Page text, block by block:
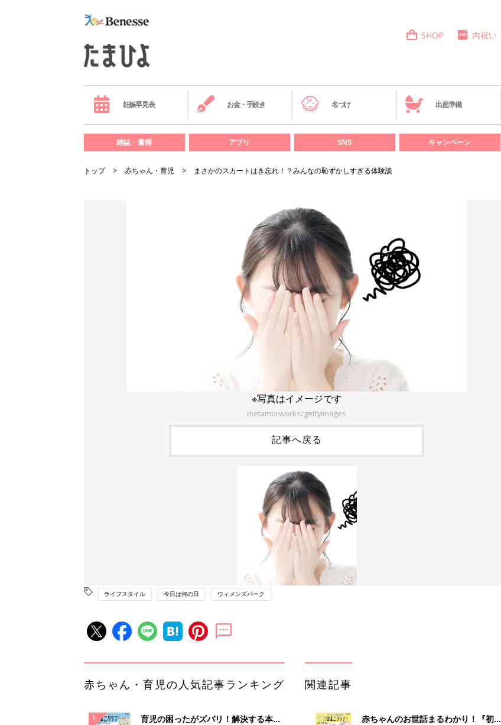
SHOP 内祝い
妊娠早見表 お金・手続き 名づけ 出産準備
雑誌・書籍 アプリ SNS キャンペーン
トップ 赤ちゃん・育児 まさかのスカートはき忘れ！？みんなの恥ずかしすぎる体験談
※写真はイメージです
metamorworks/gettyimages
記事へ戻る
ライフスタイル 今日は何の日 ウィメンズパーク
赤ちゃん・育児の人気記事ランキング
育児の困ったがズバリ！解決する本
関連記事
赤ちゃんのお世話まるわかり！『初め